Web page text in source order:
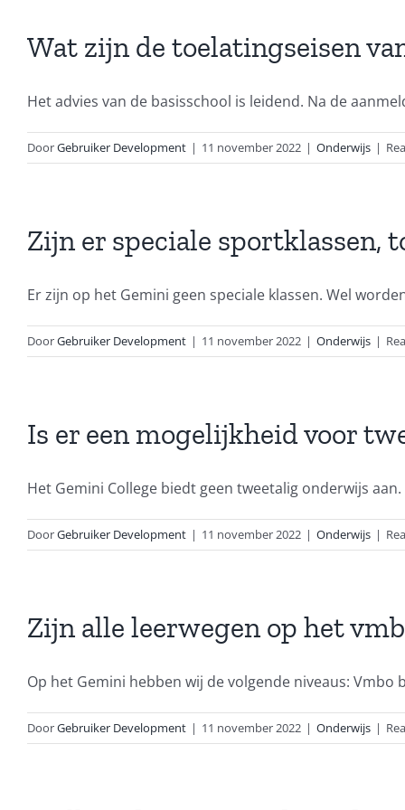
Wat zijn de toelatingseisen
Het advies van de basisschool is leidend. Na de
DoorGebruiker Development | 11 november 2022 | Onderwijs |
Zijn er speciale sportklassen,
Er zijn op het Gemini geen speciale klassen. Wel
DoorGebruiker Development | 11 november 2022 | Onderwijs |
Is er een mogelijkheid voor
Het Gemini College biedt geen tweetalig onderwijs aan.
DoorGebruiker Development | 11 november 2022 | Onderwijs |
Zijn alle leerwegen op het
Op het Gemini hebben wij de volgende niveaus: Vmbo
DoorGebruiker Development | 11 november 2022 | Onderwijs |